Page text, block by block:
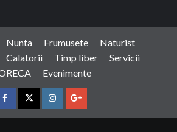
Nunta Frumusete
Naturist
Calatorii Timp liber
Servicii
Evenimente
FacebookTwitterInstagramGoogle